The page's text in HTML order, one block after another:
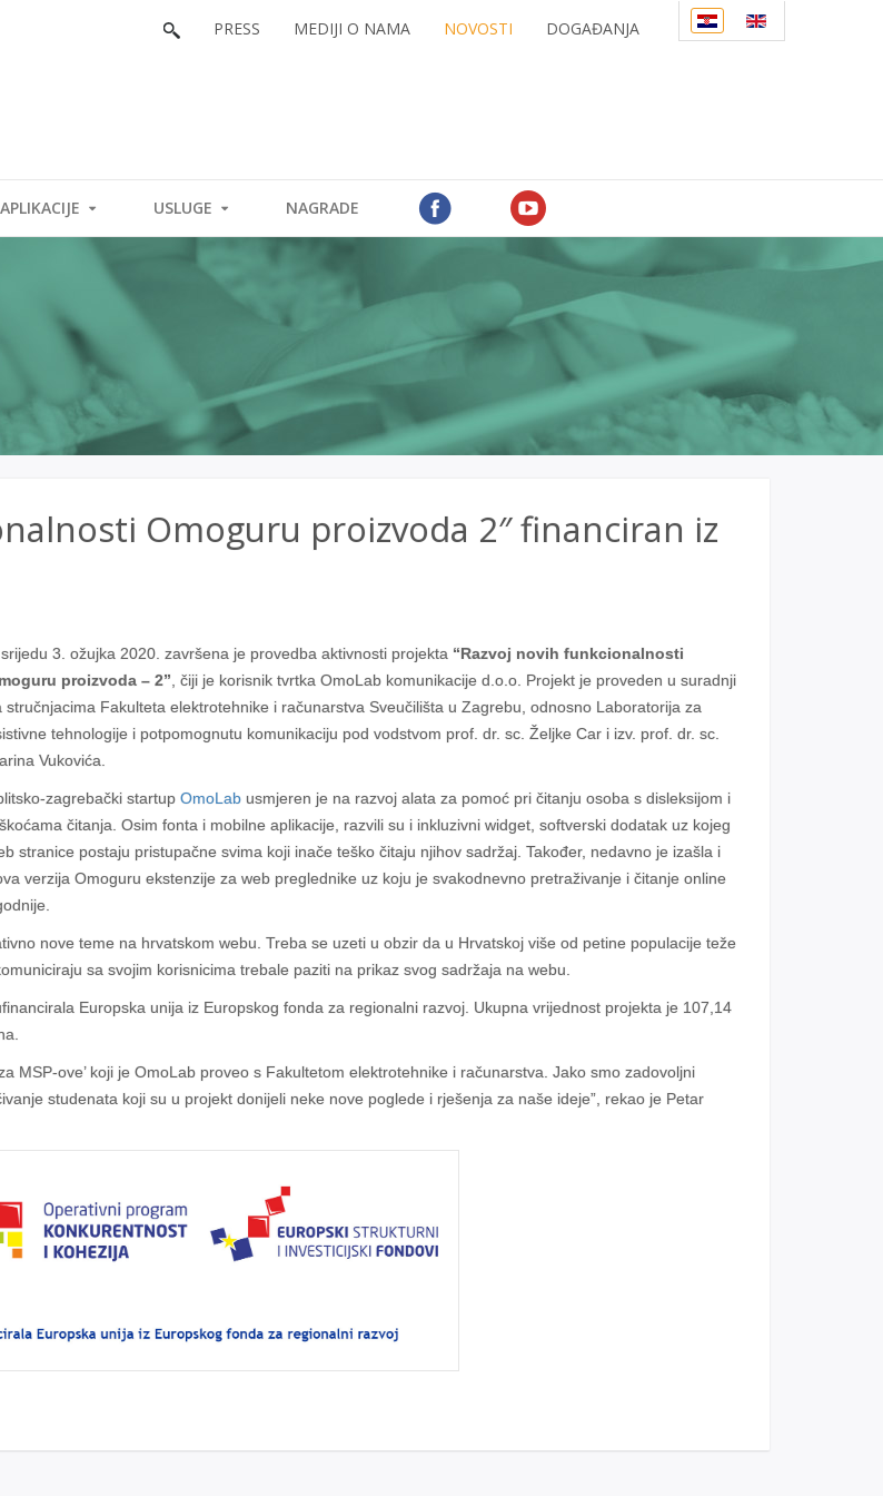
PRESS MEDIJI O NAMA NOVOSTI DOGAĐANJA
APLIKACIJE USLUGE NAGRADE PRATITE NAS NA FACEBOOKU
Omoguru proizvoda 2″ financiran iz
3. ožujka 2020. završena je provedba aktivnosti projekta “Razvoj novih funkcionalnosti
proizvoda – 2” , čiji je korisnik tvrtka OmoLab komunikacije d.o.o. Projekt je proveden u suradnji
stručnjacima Fakulteta elektrotehnike i računarstva Sveučilišta u Zagrebu, odnosno Laboratorija za
tehnologije i potpomognutu komunikaciju pod vodstvom prof. dr. sc. Željke Car i izv. prof. dr. sc.
Vukovića.
zagrebački startup OmoLab usmjeren je na razvoj alata za pomoć pri čitanju osoba s disleksijom i
čitanja. Osim fonta i mobilne aplikacije, razvili su i inkluzivni widget, softverski dodatak uz kojeg
stranice postaju pristupačne svima koji inače teško čitaju njihov sadržaj. Također, nedavno je izašla i
verzija Omoguru ekstenzije za web preglednike uz koju je svakodnevno pretraživanje i čitanje online
nove teme na hrvatskom webu. Treba se uzeti u obzir da u Hrvatskoj više od petine populacije teže
sa svojim korisnicima trebale paziti na prikaz svog sadržaja na webu.
Europska unija iz Europskog fonda za regionalni razvoj. Ukupna vrijednost projekta je 107,14
MSP-ove’ koji je OmoLab proveo s Fakultetom elektrotehnike i računarstva. Jako smo zadovoljni
studenata koji su u projekt donijeli neke nove poglede i rješenja za naše ideje”, rekao je Petar